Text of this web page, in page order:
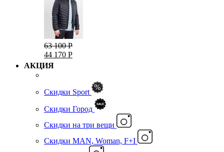
63 100 Р
44 170 Р
АКЦИЯ
Скидки Sport
Скидки Город
Cкидки на три вещи
Скидки MAN, Woman, F+I